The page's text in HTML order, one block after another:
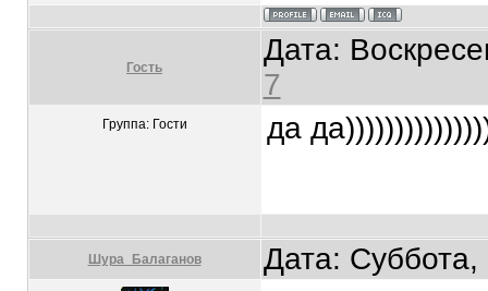
Гость
Дата:
7
Группа: Гости да
Шура_Балаганов Дата: